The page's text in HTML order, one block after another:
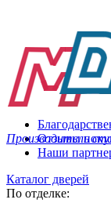
Производитель
Отзывы
Наши
Каталог дверей
По отделке: